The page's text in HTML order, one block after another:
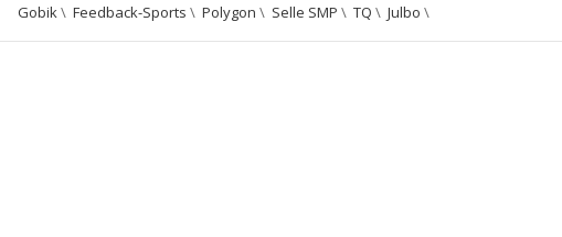
Gobik \ Feedback-Sports \ Polygon \ Selle SMP \ TQ \ Julbo \